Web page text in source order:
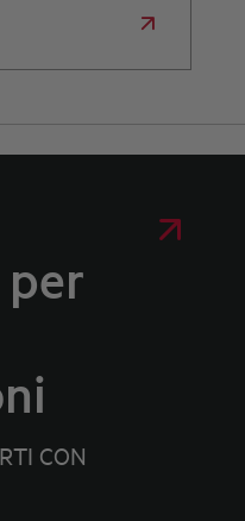
CON